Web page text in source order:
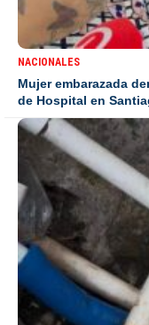
NACIONALES
Mujer embarazada
de Hospital en